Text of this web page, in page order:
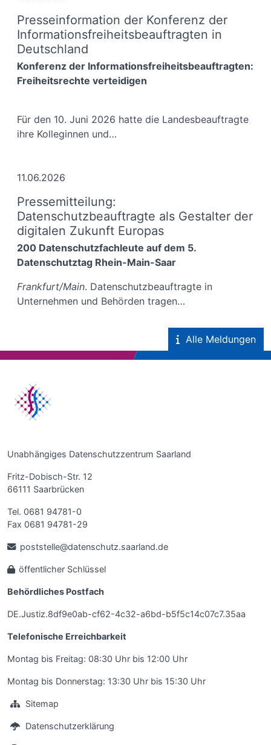
Presseinformation der Konferenz der
Informationsfreiheitsbeauftragten in
Deutschland
Konferenz der Informationsfreiheitsbeauftragten:
Freiheitsrechte verteidigen
Für den 10. Juni 2026 hatte die Landesbeauftragte
ihre Kolleginnen und…
11.06.2026
Pressemitteilung:
Datenschutzbeauftragte als Gestalter der
digitalen Zukunft Europas
200 Datenschutzfachleute auf dem 5.
Datenschutztag Rhein-Main-Saar
Frankfurt/Main. Datenschutzbeauftragte in
Unternehmen und Behörden tragen…
Alle Meldungen
Unabhängiges Datenschutzzentrum Saarland
Fritz-Dobisch-Str. 12
66111 Saarbrücken
Tel. 0681 94781-0
Fax 0681 94781-29
poststelle@datenschutz.saarland.de
öffentlicher Schlüssel
Behördliches Postfach
DE.Justiz.8df9e0ab-cf62-4c32-a6bd-b5f5c14c07c7.35aa
Telefonische Erreichbarkeit
Montag bis Freitag: 08:30 Uhr bis 12:00 Uhr
Montag bis Donnerstag: 13:30 Uhr bis 15:30 Uhr
Sitemap
Datenschutzerklärung